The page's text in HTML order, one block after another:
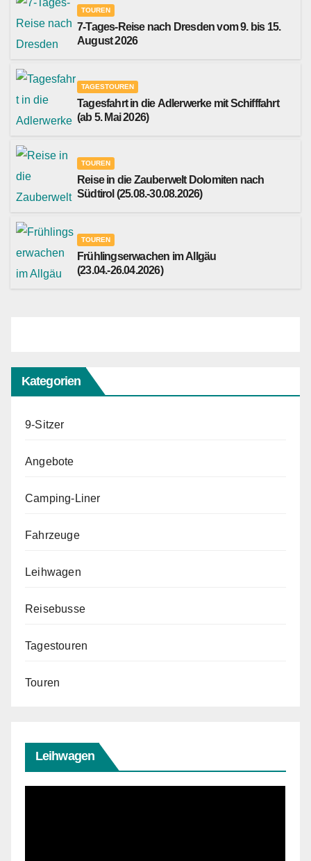
TOUREN
7-Tages-Reise nach Dresden vom 9. bis 15.
August 2026
TAGESTOUREN
Tagesfahrt in die Adlerwerke mit Schifffahrt
(ab 5. Mai 2026)
TOUREN
Reise in die Zauberwelt Dolomiten nach
Südtirol (25.08.-30.08.2026)
TOUREN
Frühlingserwachen im Allgäu
(23.04.-26.04.2026)
Kategorien
9-Sitzer
Angebote
Camping-Liner
Fahrzeuge
Leihwagen
Reisebusse
Tagestouren
Touren
Leihwagen